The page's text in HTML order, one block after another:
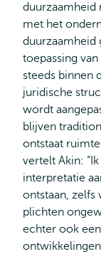
duurzaamheid
met het
duurzaamheid
toepassing
steeds binnen
juridische
wordt
blijven
ontstaat
vertelt Akin:
interpretatie
ontstaan, zelfs
plichten
echter ook